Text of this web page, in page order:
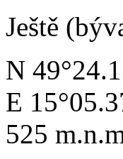
Ještě
N
E
525